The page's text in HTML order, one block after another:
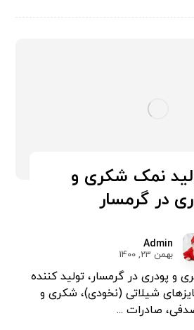
نمک شکری و
در گرمسار
Admin
بهمن 23, 1400
و پودری در گرمسار، تولید کننده
شیلاتی (نخودی)، شکری و
صادرات ...